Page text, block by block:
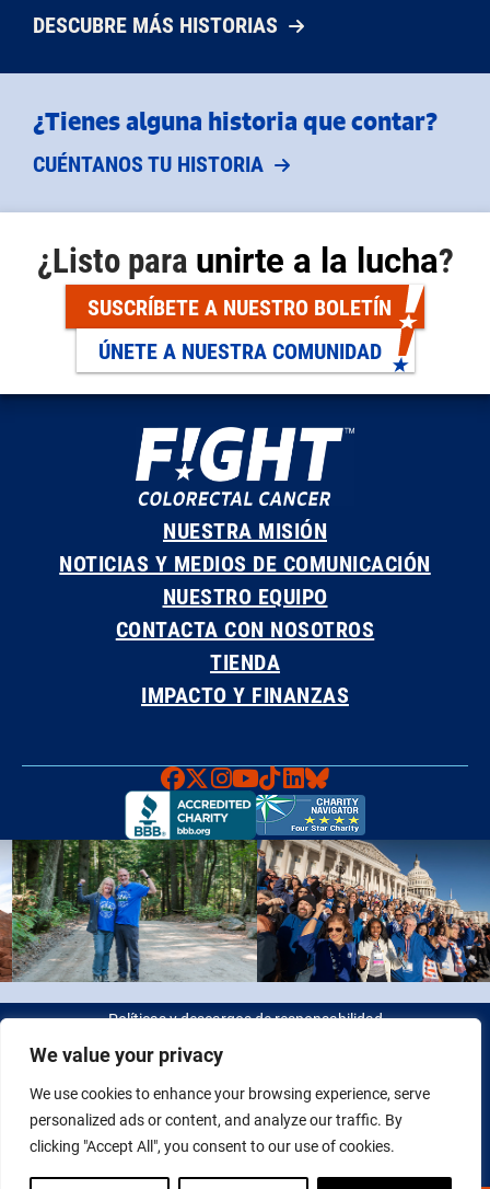
We value your privacy
We use cookies to enhance your browsing experience, serve
personalized ads or content, and analyze our traffic. By
clicking "Accept All", you consent to our use of cookies.
DESCUBRE MÁS HISTORIAS
¿Tienes alguna historia que contar?
CUÉNTANOS TU HISTORIA
¿Listo para unirte a la lucha?
SUSCRÍBETE A NUESTRO BOLETÍN
ÚNETE A NUESTRA COMUNIDAD
NUESTRA MISIÓN
NOTICIAS Y MEDIOS DE COMUNICACIÓN
NUESTRO EQUIPO
CONTACTA CON NOSOTROS
TIENDA
IMPACTO Y FINANZAS
Faceboook
X Instagram
YouTube
TikTok
LinkedIn
Bluesky
Políticas y descargos de responsabilidad
© 2026 Fight Colorectal Cancer. Todos los derechos reservados.
Identificación fiscal: 20-2622550